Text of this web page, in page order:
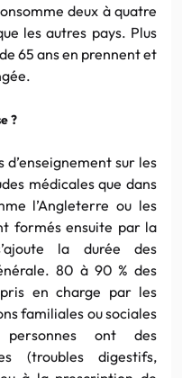
deux à quatre
les autres pays. Plus
65 ans en prennent et
?
d’enseignement sur les
médicales que dans
l’Angleterre ou les
formés ensuite par la
la durée des
80 à 90 % des
en charge par les
familiales ou sociales
personnes ont des
(troubles digestifs,